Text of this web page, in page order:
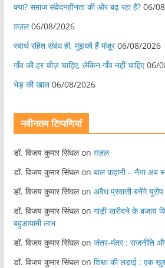
क्या? समाज संवेदनहीनता की ओर बढ़ रहा हैं? 06/
ग़ज़ल 06/08/2026
स्वार्थ रहित संबंध ही, मुझको हैं मंज़ूर 06/08/2026
गाँव की हर चीज़ चाहिए, लेकिन गाँव नहीं चाहिए 06/
भेड़ की खाल 06/08/2026
नवीनतम टिप्पणियां
डॉ. विजय कुमार सिंघलon ग़ज़ल
डॉ. विजय कुमार सिंघलon बाल कहानी – नैना अब
डॉ. विजय कुमार सिंघलon अवैध प्रवासी बनेंगे
डॉ. विजय कुमार सिंघलon गाड़ी खरीदने के बजाय
बहुआयामी लाभ
डॉ. विजय कुमार सिंघलon जंतर-मंतर : राजनीति
डॉ. विजय कुमार सिंघलon शिक्षा की लड़ाई : एक